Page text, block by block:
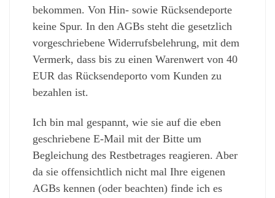
bekommen. Von Hin- sowie Rücksendeporte
keine Spur. In den AGBs steht die gesetzlich
vorgeschriebene Widerrufsbelehrung, mit dem
Vermerk, dass bis zu einen Warenwert von 40
EUR das Rücksendeporto vom Kunden zu
bezahlen ist.
Ich bin mal gespannt, wie sie auf die eben
geschriebene E-Mail mit der Bitte um
Begleichung des Restbetrages reagieren. Aber
da sie offensichtlich nicht mal Ihre eigenen
AGBs kennen (oder beachten) finde ich es